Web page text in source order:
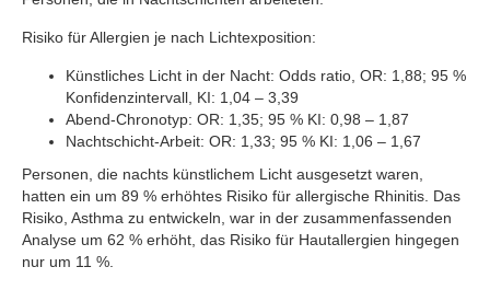
Risiko für Allergien je nach Lichtexposition:
Künstliches Licht in der Nacht: Odds ratio, OR: 1,88; 95 %
Konfidenzintervall, KI: 1,04 – 3,39
Abend-Chronotyp: OR: 1,35; 95 % KI: 0,98 – 1,87
Nachtschicht-Arbeit: OR: 1,33; 95 % KI: 1,06 – 1,67
Personen, die nachts künstlichem Licht ausgesetzt waren,
hatten ein um 89 % erhöhtes Risiko für allergische Rhinitis. Das
Risiko, Asthma zu entwickeln, war in der zusammenfassenden
Analyse um 62 % erhöht, das Risiko für Hautallergien hingegen
nur um 11 %.